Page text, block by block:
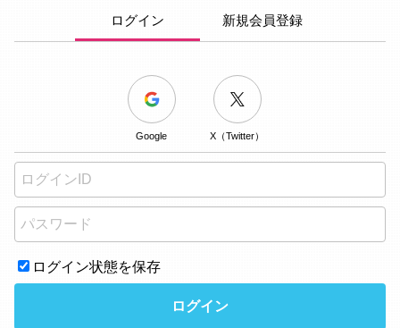
ログイン 新規会員登録
Google X（Twitter）
ログイン状態を保存
ログイン